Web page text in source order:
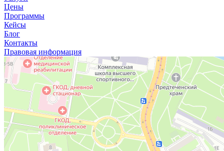
Цены
Программы
Кейсы
Блог
Контакты
Правовая информация